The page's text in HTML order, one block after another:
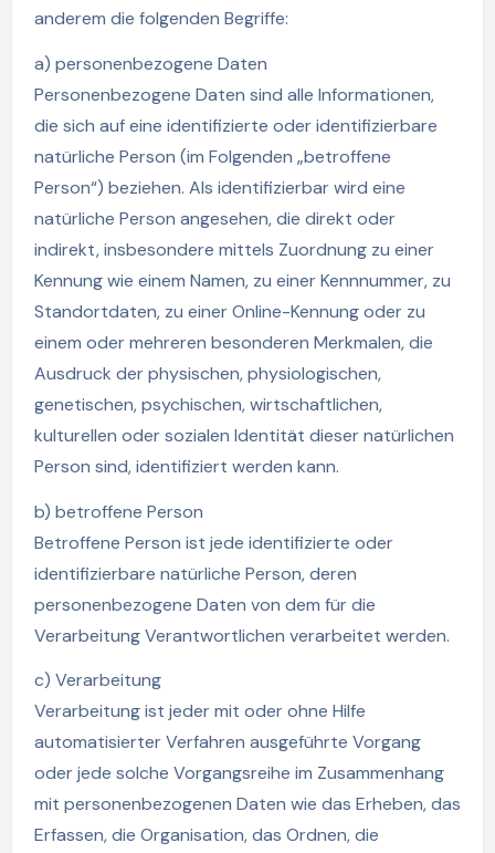
anderem die folgenden Begriffe:
a) personenbezogene Daten
Personenbezogene Daten sind alle Informationen,
die sich auf eine identifizierte oder identifizierbare
natürliche Person (im Folgenden „betroffene
Person“) beziehen. Als identifizierbar wird eine
natürliche Person angesehen, die direkt oder
indirekt, insbesondere mittels Zuordnung zu einer
Kennung wie einem Namen, zu einer Kennnummer, zu
Standortdaten, zu einer Online-Kennung oder zu
einem oder mehreren besonderen Merkmalen, die
Ausdruck der physischen, physiologischen,
genetischen, psychischen, wirtschaftlichen,
kulturellen oder sozialen Identität dieser natürlichen
Person sind, identifiziert werden kann.
b) betroffene Person
Betroffene Person ist jede identifizierte oder
identifizierbare natürliche Person, deren
personenbezogene Daten von dem für die
Verarbeitung Verantwortlichen verarbeitet werden.
c) Verarbeitung
Verarbeitung ist jeder mit oder ohne Hilfe
automatisierter Verfahren ausgeführte Vorgang
oder jede solche Vorgangsreihe im Zusammenhang
mit personenbezogenen Daten wie das Erheben, das
Erfassen, die Organisation, das Ordnen, die